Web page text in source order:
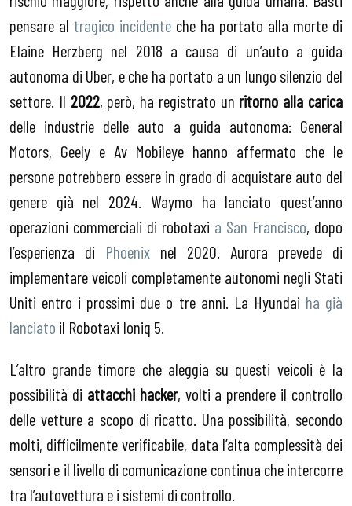
pensare al tragico incidente che ha portato alla morte di
Elaine Herzberg nel 2018 a causa di un’auto a guida
autonoma di Uber, e che ha portato a un lungo silenzio del
settore. Il 2022, però, ha registrato un ritorno alla carica
delle industrie delle auto a guida autonoma: General
Motors, Geely e Av Mobileye hanno affermato che le
persone potrebbero essere in grado di acquistare auto del
genere già nel 2024. Waymo ha lanciato quest’anno
operazioni commerciali di robotaxi a San Francisco, dopo
l’esperienza di Phoenix nel 2020. Aurora prevede di
implementare veicoli completamente autonomi negli Stati
Uniti entro i prossimi due o tre anni. La Hyundai ha già
lanciato il Robotaxi Ioniq 5.
L’altro grande timore che aleggia su questi veicoli è la
possibilità di attacchi hacker, volti a prendere il controllo
delle vetture a scopo di ricatto. Una possibilità, secondo
molti, difficilmente verificabile, data l’alta complessità dei
sensori e il livello di comunicazione continua che intercorre
tra l’autovettura e i sistemi di controllo.